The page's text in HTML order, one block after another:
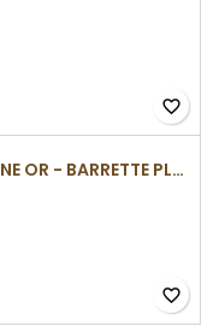
favorite_border
STYLO SLIMLINE OR - BARRETTE PLATE
favorite_border